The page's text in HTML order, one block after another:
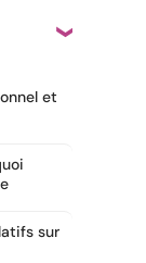
et
sur